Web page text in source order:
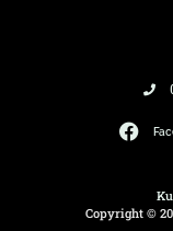
Copyright ©